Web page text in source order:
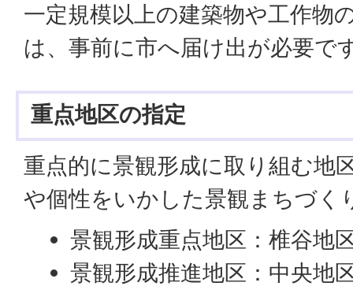
一定規模以上の建築物や工作物
は、事前に市へ届け出が必要で
重点地区の指定
重点的に景観形成に取り組む地
や個性をいかした景観まちづく
景観形成重点地区：椎谷地
景観形成推進地区：中央地